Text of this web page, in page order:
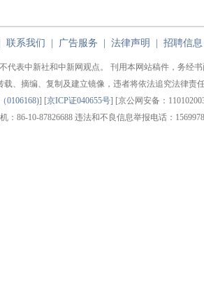
联系我们 广告服务 法律声明 招聘信息
代表中新社和中新网观点。 刊用本网站稿件，务经
载、摘编、复制及建立镜像，违者将依法追究法律责
0106168)] [京ICP证040655号] [京公网安备：
：86-10-87826688 违法和不良信息举报电话：